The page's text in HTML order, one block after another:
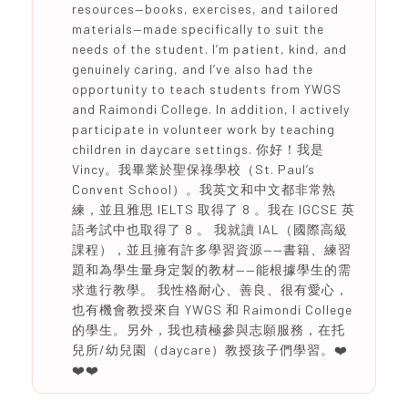
resources—books, exercises, and tailored
materials—made specifically to suit the
needs of the student. I’m patient, kind, and
genuinely caring, and I’ve also had the
opportunity to teach students from YWGS
and Raimondi College. In addition, I actively
participate in volunteer work by teaching
children in daycare settings. 你好！我是
Vincy。我畢業於聖保祿學校（St. Paul’s
Convent School）。我英文和中文都非常熟
練，並且雅思 IELTS 取得了 8 。我在 IGCSE 英
語考試中也取得了 8 。 我就讀 IAL（國際高級
課程），並且擁有許多學習資源——書籍、練習
題和為學生量身定製的教材——能根據學生的需
求進行教學。 我性格耐心、善良、很有愛心，
也有機會教授來自 YWGS 和 Raimondi College
的學生。另外，我也積極參與志願服務，在托
兒所/幼兒園（daycare）教授孩子們學習。❤️
❤️❤️